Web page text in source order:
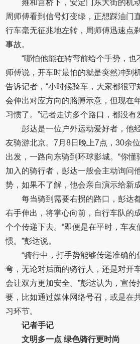
雍和宫桥下，安定门东大街的机
周师傅看到信号灯变绿，正想踩油门
行车毫无征兆地左转，周师傅迅速点
事故。
“哪怕他能在转弯前给个手势，也
师傅说，开车时最怕的就是突然冲到
告诉记者，“小时候骑车，大家都很
会伸出对应方向的胳膊示意，但现在
习惯了。”记者走访多个路口，都没有
彭达是一位户外运动爱好者，他
友骑游北京。7月8日晚上7点，30余
出发，一路向东骑到环球影城。“你懂
加入的骑行者，彭达一般会主动询问
势，如果不了解，他会亲自演示给新
每当骑到需要右拐的路口，彭达
右手伸出，将掌心向前，自行车队的
个个传递下去。“即便是在平时，车友
惯。”彭达说。
“骑行中，打手势能够传递准确的
弯，无论对后面的骑行人，还是对开
会让双方更加安全。”彭达认为，宣
要，比如通过媒体网络号召，或是在
习环节。
记者手记
文明多一点 绿色骑行更时尚